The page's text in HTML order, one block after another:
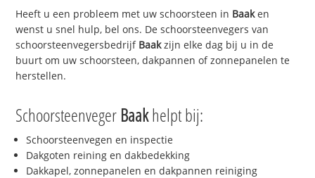
Heeft u een probleem met uw schoorsteen in Baaken
wenst u snel hulp, bel ons. De schoorsteenvegers van
schoorsteenvegersbedrijf Baakzijn elke dag bij u in de
buurt om uw schoorsteen, dakpannen of zonnepanelen te
herstellen.
Schoorsteenveger Baakhelpt bij:
Schoorsteenvegen en inspectie
Dakgoten reining en dakbedekking
Dakkapel, zonnepanelen en dakpannen reiniging